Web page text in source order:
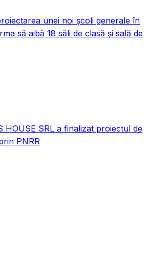
unei noi școli generale în
să aibă 18 săli de clasă și sală de
HOUSE SRL a finalizat proiectul de
PNRR